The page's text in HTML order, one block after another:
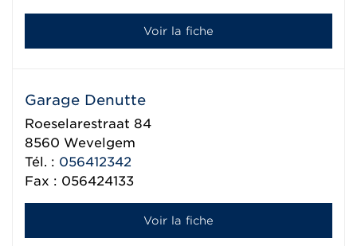
Voir la fiche
Garage Denutte
Roeselarestraat 84
8560 Wevelgem
Tél. : 056412342
Fax : 056424133
Voir la fiche